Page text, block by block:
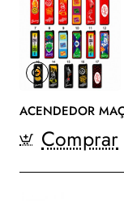
ACENDEDOR
Comprar